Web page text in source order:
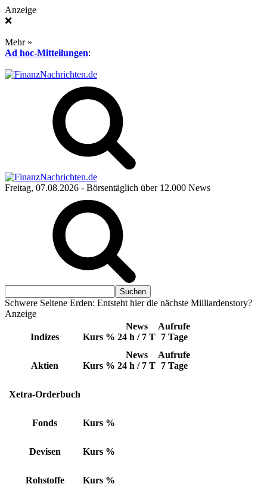
Anzeige
❌
Mehr »
Ad hoc-Mitteilungen:
Freitag, 07.08.2026 - Börsentäglich über 12.000 News
Schwere Seltene Erden: Entsteht hier die nächste Milliardenstory?
Anzeige
Indizes Kurs %
News
24 h / 7 T
Aufrufe
7 Tage
Aktien Kurs %
News
24 h / 7 T
Aufrufe
7 Tage
Xetra-Orderbuch
Fonds Kurs %
Devisen Kurs %
Rohstoffe Kurs %